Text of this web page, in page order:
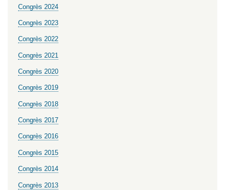
Congrès 2024
Congrès 2023
Congrès 2022
Congrès 2021
Congrès 2020
Congrès 2019
Congrès 2018
Congrès 2017
Congrès 2016
Congrès 2015
Congrès 2014
Congrès 2013